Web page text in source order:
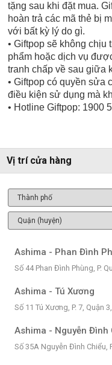
tặng sau khi đặt mua.
hoàn trả các mã thẻ bị
với bất kỳ lý do gì.
• Giftpop sẽ không
phẩm hoặc dịch vụ
tranh chấp về sau giữa
• Giftpop có quyền sửa
điều kiện sử dụng mà
• Hotline Giftpop: 1900
Vị trí cửa hàng
Ashima - Phan Đình
Số 44 Phan Đình Phùng, P.
Ashima - Tú Xương
Số 11 Tú Xương, P. 7, Quận
Ashima - Nguyễn Đình
Số 35A Nguyễn Đình Chiểu,